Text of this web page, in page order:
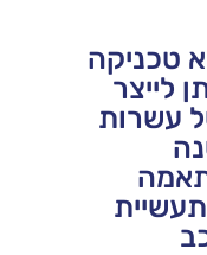
טכניקה
לייצר
עשרות